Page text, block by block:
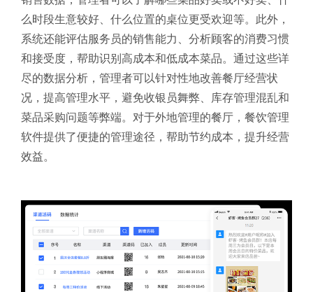
么时段生意较好、什么位置的桌位更受欢迎等。此外，
系统还能评估服务员的销售能力、分析顾客的消费习惯
和接受度，帮助识别高成本和低成本菜品。通过这些详
尽的数据分析，管理者可以针对性地改善餐厅经营状
况，提高管理水平，避免收银员舞弊、库存管理混乱和
菜品采购问题等弊端。对于外地管理的餐厅，餐饮管理
软件提供了便捷的管理途径，帮助节约成本，提升经营
效益。